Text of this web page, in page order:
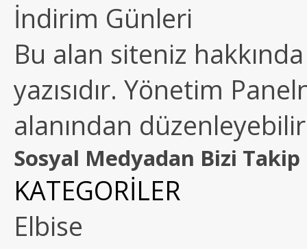
İndirim Günleri
Bu alan siteniz
yazısıdır. Yönetim
alanından
Sosyal Medyadan Bizi Takip
KATEGORİLER
Elbise